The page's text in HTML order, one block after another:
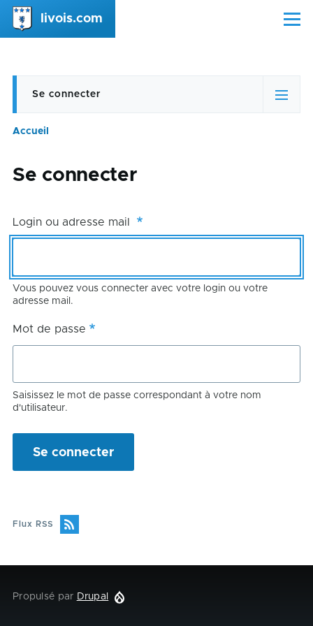
Aller au contenu principal
livois.com Menu
Onglets
principaux
Se connecter
d'Ariane
Accueil
Se connecter
Login ou adresse mail
Vous pouvez vous connecter avec votre login ou votre
adresse mail.
Mot de passe
Saisissez le mot de passe correspondant à votre nom
d'utilisateur.
Flux RSS
Propulsé par Drupal